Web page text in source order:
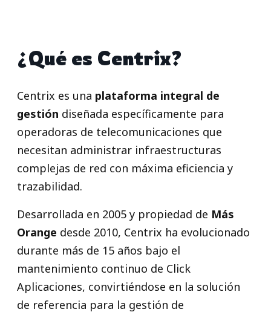
¿Qué es Centrix?
Centrix es una plataforma integral de
gestión diseñada específicamente para
operadoras de telecomunicaciones que
necesitan administrar infraestructuras
complejas de red con máxima eficiencia y
trazabilidad.
Desarrollada en 2005 y propiedad de Más
Orange desde 2010, Centrix ha evolucionado
durante más de 15 años bajo el
mantenimiento continuo de Click
Aplicaciones, convirtiéndose en la solución
de referencia para la gestión de